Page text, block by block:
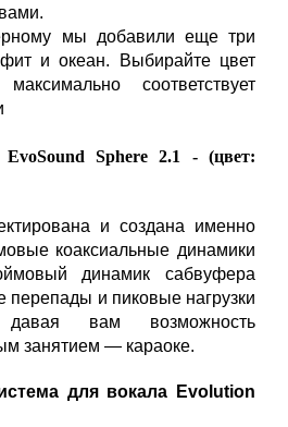
мы добавили еще три
и океан. Выбирайте цвет
соответствует
Sphere 2.1 - (цвет:
и создана именно
коаксиальные динамики
динамик сабвуфера
перепады и пиковые нагрузки
вам возможность
занятием — караоке.
для вокала Evolution